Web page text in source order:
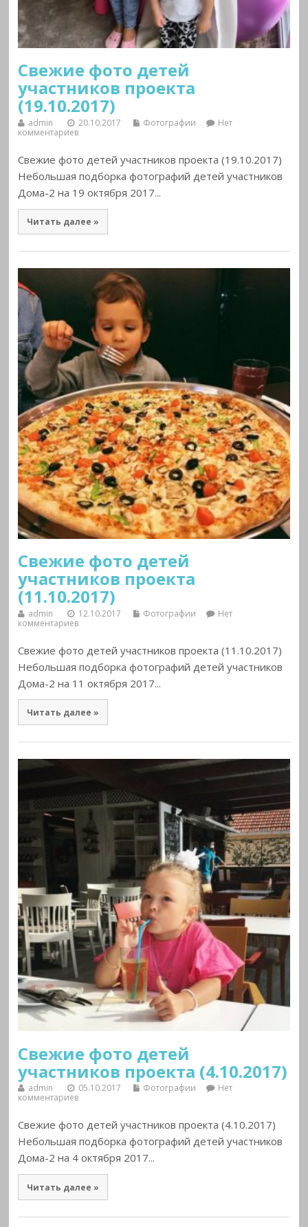
Свежие фото детей
участников проекта
(19.10.2017)
admin 20.10.2017 Фотографии
Нет
комментариев
Свежие фото детей участников проекта (19.10.2017)
Небольшая подборка фотографий детей участников
Дома-2 на 19 октября 2017...
Читать далее »
Свежие фото детей
участников проекта
(11.10.2017)
admin 12.10.2017 Фотографии
Нет
комментариев
Свежие фото детей участников проекта (11.10.2017)
Небольшая подборка фотографий детей участников
Дома-2 на 11 октября 2017...
Читать далее »
Свежие фото детей
участников проекта (4.10.2017)
admin 05.10.2017 Фотографии
Нет
комментариев
Свежие фото детей участников проекта (4.10.2017)
Небольшая подборка фотографий детей участников
Дома-2 на 4 октября 2017...
Читать далее »